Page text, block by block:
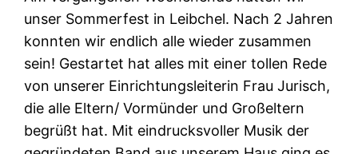
unser Sommerfest in Leibchel. Nach 2 Jahren
konnten wir endlich alle wieder zusammen
sein! Gestartet hat alles mit einer tollen Rede
von unserer Einrichtungsleiterin Frau Jurisch,
die alle Eltern/ Vormünder und Großeltern
begrüßt hat. Mit eindrucksvoller Musik der